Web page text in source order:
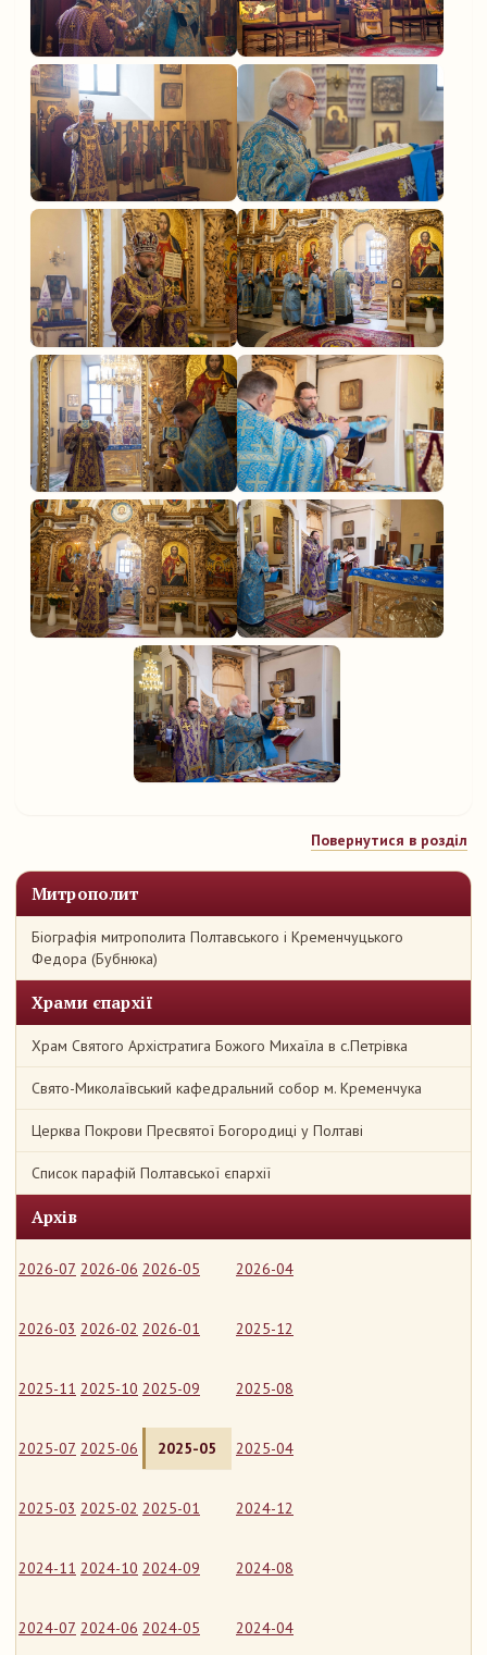
Митрополит
Біографія митрополита Полтавського і Кременчуцького
Федора (Бубнюка)
Храми єпархії
Храм Святого Архістратига Божого Михаїла в с.Петрівка
Свято-Миколаївський кафедральний собор м. Кременчука
Церква Покрови Пресвятої Богородиці у Полтаві
Список парафій Полтавської єпархії
Архів
2026-07 2026-06 2026-05 2026-04
2026-03 2026-02 2026-01 2025-12
2025-11 2025-10 2025-09 2025-08
2025-07 2025-06 2025-05 2025-04
2025-03 2025-02 2025-01 2024-12
2024-11 2024-10 2024-09 2024-08
2024-07 2024-06 2024-05 2024-04
Повернутися в розділ